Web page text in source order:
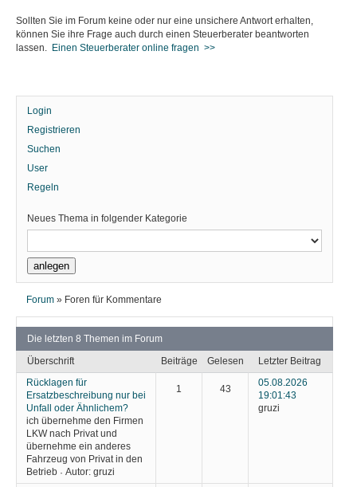
Sollten Sie im Forum keine oder nur eine unsichere Antwort erhalten,
können Sie ihre Frage auch durch einen Steuerberater beantworten
lassen. Einen Steuerberater online fragen >>
Login
Registrieren
Suchen
User
Regeln
Neues Thema in folgender Kategorie
Forum » Foren für Kommentare
Die letzten 8 Themen im Forum
Überschrift Beiträge Gelesen
Letzter Beitrag
Rücklagen für
Ersatzbeschreibung nur bei
Unfall oder Ähnlichem?
ich übernehme den Firmen
LKW nach Privat und
übernehme ein anderes
Fahrzeug von Privat in den
Betrieb · Autor: gruzi
1 43
05.08.2026
19:01:43
gruzi